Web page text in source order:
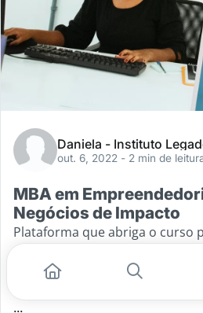
Daniela - Instituto
out. 6, 2022 - 2 min de
MBA em
Negócios de Impacto
Plataforma que abriga o curso
autonomia do aluno em sua
de outubro, cupom garante
...